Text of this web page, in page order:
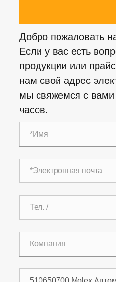
Добро пожаловать
Если у вас есть
продукции или
нам свой адрес
мы свяжемся с вами
часов.